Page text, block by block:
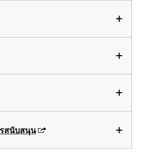
สนับสนุน